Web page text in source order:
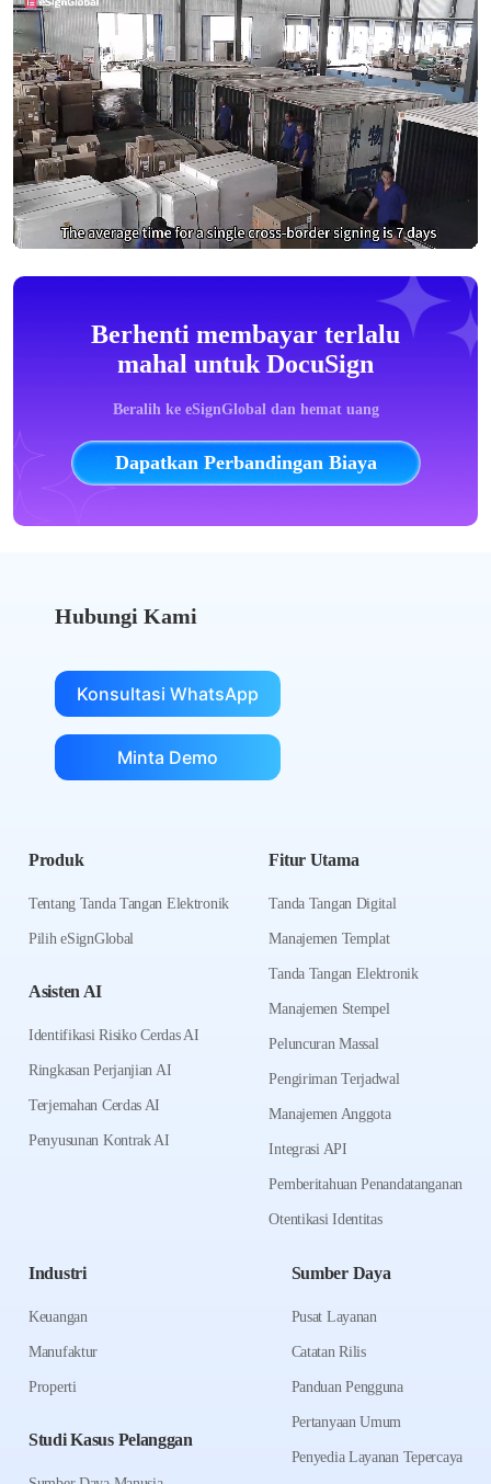
Berhenti membayar terlalu
mahal untuk DocuSign
Beralih ke eSignGlobal dan hemat uang
Dapatkan Perbandingan Biaya
Hubungi Kami
Konsultasi WhatsApp
Minta Demo
Produk
Tentang Tanda Tangan Elektronik
Pilih eSignGlobal
Asisten AI
Identifikasi Risiko Cerdas AI
Ringkasan Perjanjian AI
Terjemahan Cerdas AI
Penyusunan Kontrak AI
Fitur Utama
Tanda Tangan Digital
Manajemen Templat
Tanda Tangan Elektronik
Manajemen Stempel
Peluncuran Massal
Pengiriman Terjadwal
Manajemen Anggota
Integrasi API
Pemberitahuan Penandatanganan
Otentikasi Identitas
Industri
Keuangan
Manufaktur
Properti
Studi Kasus Pelanggan
Sumber Daya
Pusat Layanan
Catatan Rilis
Panduan Pengguna
Pertanyaan Umum
Penyedia Layanan Tepercaya